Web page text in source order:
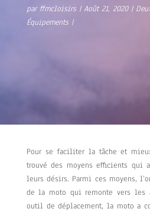
par ffmcloisirs Août 21, 2020
Équipements
Pour se faciliter la tâche et
trouvé des moyens efficients qui
leurs désirs. Parmi ces moyens,
de la moto qui remonte vers les
outil de déplacement, la moto a